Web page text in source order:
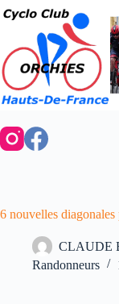
Passer
au
contenu
6 nouvelles
CLAUDE
Randonneurs